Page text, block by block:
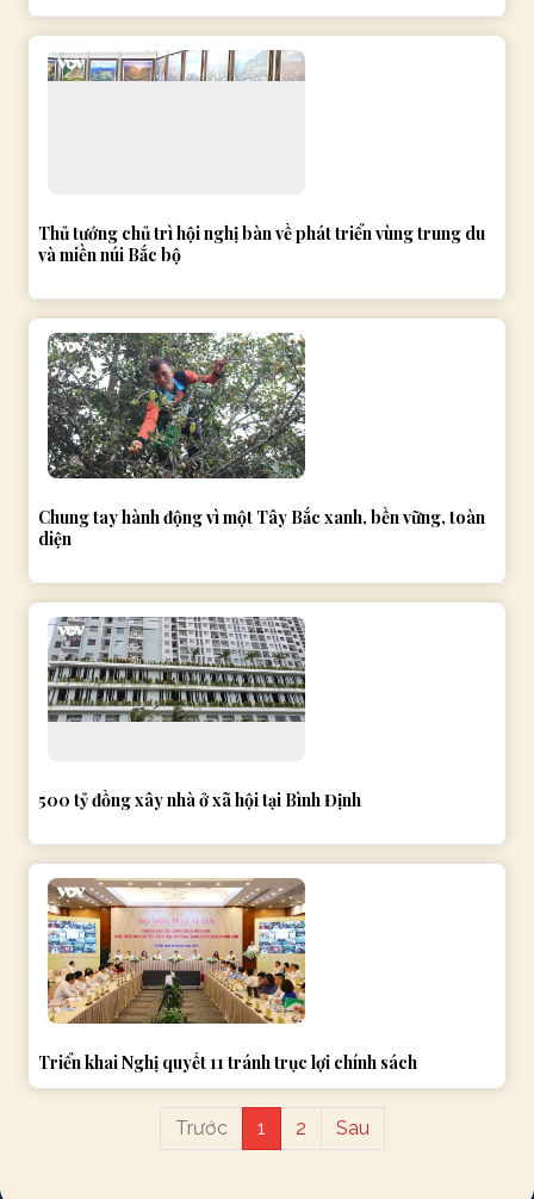
Thủ tướng chủ trì hội nghị bàn về phát triển vùng trung du
và miền núi Bắc bộ
Chung tay hành động vì một Tây Bắc xanh, bền vững, toàn
diện
500 tỷ đồng xây nhà ở xã hội tại Bình Định
Triển khai Nghị quyết 11 tránh trục lợi chính sách
Trước 1 2 Sau